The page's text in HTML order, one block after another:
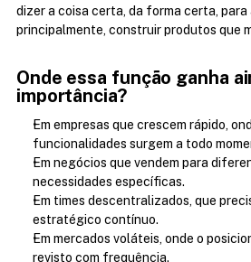
dizer a coisa certa, da forma certa, para
principalmente, construir produtos que
Onde essa função ganha
importância?
Em empresas que crescem rápido,
funcionalidades surgem a todo
Em negócios que vendem para
necessidades específicas.
Em times descentralizados, que
estratégico contínuo.
Em mercados voláteis, onde o
revisto com frequência.